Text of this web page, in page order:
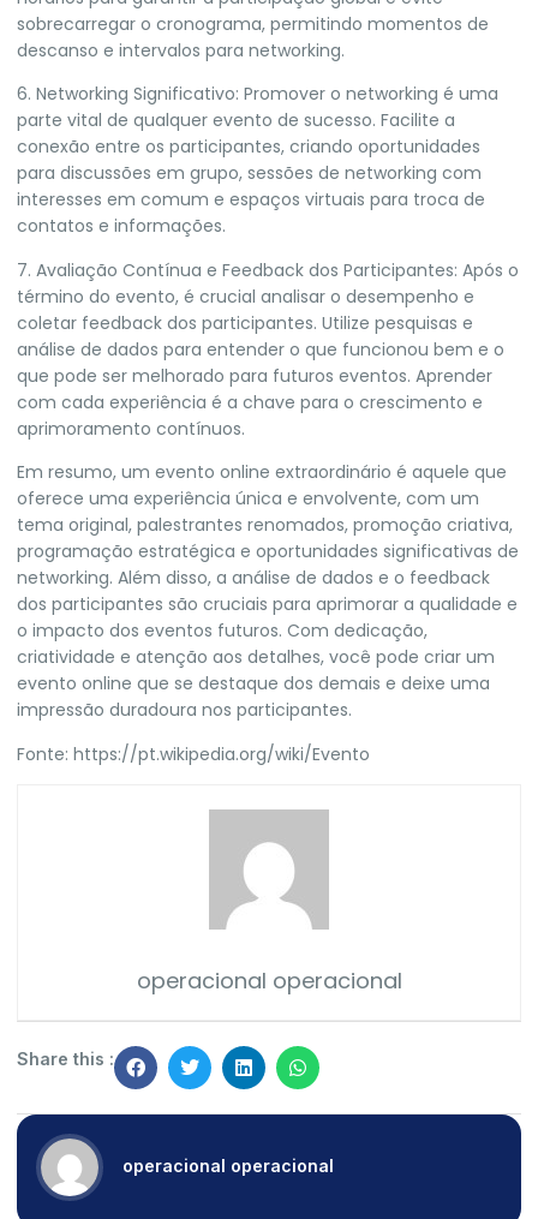
sobrecarregar o cronograma, permitindo momentos de
descanso e intervalos para networking.
6. Networking Significativo: Promover o networking é uma
parte vital de qualquer evento de sucesso. Facilite a
conexão entre os participantes, criando oportunidades
para discussões em grupo, sessões de networking com
interesses em comum e espaços virtuais para troca de
contatos e informações.
7. Avaliação Contínua e Feedback dos Participantes: Após o
término do evento, é crucial analisar o desempenho e
coletar feedback dos participantes. Utilize pesquisas e
análise de dados para entender o que funcionou bem e o
que pode ser melhorado para futuros eventos. Aprender
com cada experiência é a chave para o crescimento e
aprimoramento contínuos.
Em resumo, um evento online extraordinário é aquele que
oferece uma experiência única e envolvente, com um
tema original, palestrantes renomados, promoção criativa,
programação estratégica e oportunidades significativas de
networking. Além disso, a análise de dados e o feedback
dos participantes são cruciais para aprimorar a qualidade e
o impacto dos eventos futuros. Com dedicação,
criatividade e atenção aos detalhes, você pode criar um
evento online que se destaque dos demais e deixe uma
impressão duradoura nos participantes.
Fonte: https://pt.wikipedia.org/wiki/Evento
operacional operacional
Share this :
operacional operacional